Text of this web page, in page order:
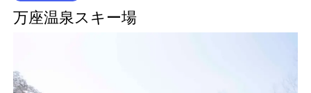
万座温泉スキー場